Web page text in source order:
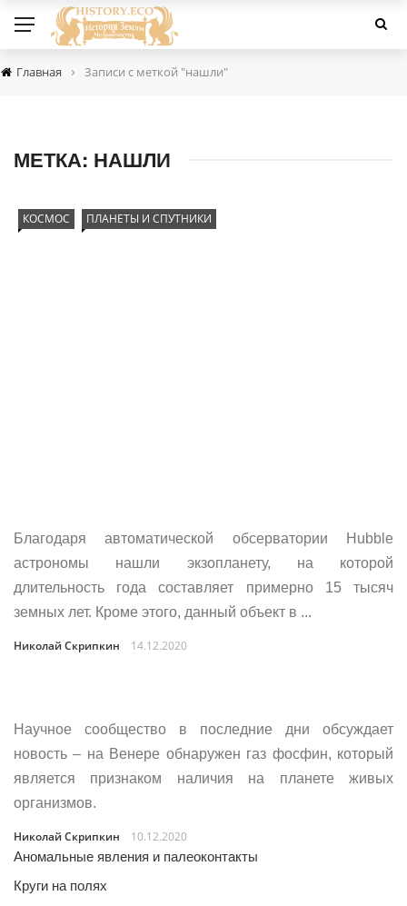
Главная › Записи с меткой "нашли"
МЕТКА: НАШЛИ
КОСМОС ПЛАНЕТЫ И СПУТНИКИ
Благодаря автоматической обсерватории Hubble
астрономы нашли экзопланету, на которой
длительность года составляет примерно 15 тысяч
земных лет. Кроме этого, данный объект в ...
Николай Скрипкин 14.12.2020
Научное сообщество в последние дни обсуждает
новость – на Венере обнаружен газ фосфин, который
является признаком наличия на планете живых
организмов.
Николай Скрипкин
10.12.2020
Аномальные явления и палеоконтакты
Круги на полях